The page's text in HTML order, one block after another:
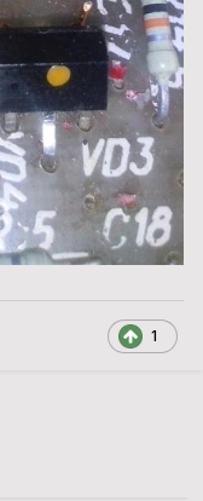
1